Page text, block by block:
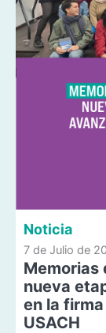
Noticia
7 de Julio de
Memorias
nueva
en la
USACH